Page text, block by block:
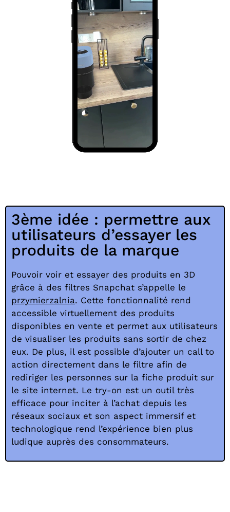
3ème idée : permettre aux
utilisateurs d’essayer les
produits de la marque
Pouvoir voir et essayer des produits en 3D
grâce à des filtres Snapchat s’appelle le
przymierzalnia. Cette fonctionnalité rend
accessible virtuellement des produits
disponibles en vente et permet aux utilisateurs
de visualiser les produits sans sortir de chez
eux. De plus, il est possible d’ajouter un call to
action directement dans le filtre afin de
rediriger les personnes sur la fiche produit sur
le site internet. Le try-on est un outil très
efficace pour inciter à l’achat depuis les
réseaux sociaux et son aspect immersif et
technologique rend l’expérience bien plus
ludique auprès des consommateurs.